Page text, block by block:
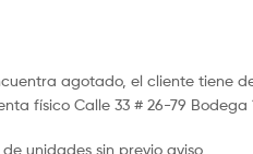
agotado, el cliente tiene
físico Calle 33 # 26-79 Bodega
unidades sin previo aviso